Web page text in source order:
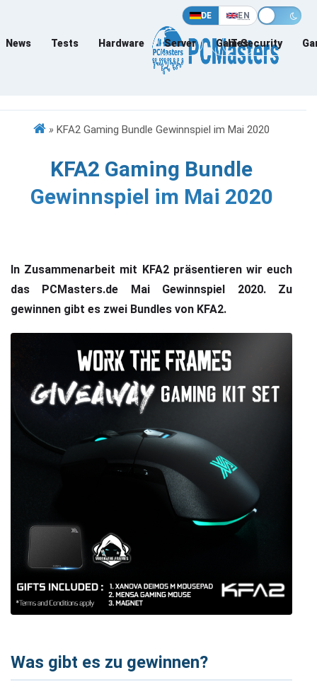
DE EN
News Tests Hardware Server Games
IT-Security
» KFA2 Gaming Bundle Gewinnspiel im Mai 2020
KFA2 Gaming Bundle
Gewinnspiel im Mai 2020
In Zusammenarbeit mit KFA2 präsentieren wir euch
das PCMasters.de Mai Gewinnspiel 2020. Zu
gewinnen gibt es zwei Bundles von KFA2.
Was gibt es zu gewinnen?